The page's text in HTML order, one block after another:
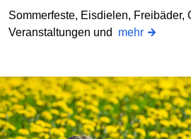
Sommerfeste, Eisdielen, Freibäder,
Veranstaltungen und mehr